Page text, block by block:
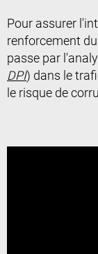
Pour assurer
renforcement
passe par
DPI) dans le
le risque de